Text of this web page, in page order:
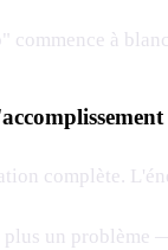
commence à
complète.
plus un problème